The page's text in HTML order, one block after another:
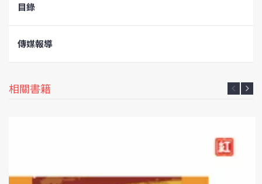
目錄
傳媒報導
相關書籍